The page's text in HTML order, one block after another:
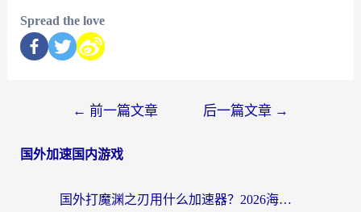
Spread the love
← 前一篇文章 后一篇文章 →
国外加速国内游戏
国外打魔渊之刃用什么加速器？2026海外玩家国服游戏加速全攻略（附闪耀暖暖&复苏的魔女避坑指南）